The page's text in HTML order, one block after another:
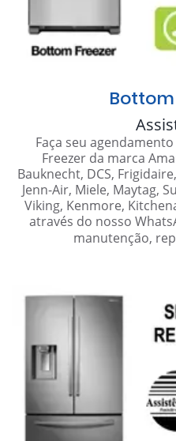
Faça seu
Freezer da marca
Bauknecht, DCS,
Jenn-Air, Miele, Maytag,
Viking, Kenmore,
através do nosso
manutenção,